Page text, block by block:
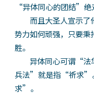
“异体同心的团结”绝
而且大圣人宣示了
势力如何顽强，只要
胜。
异体同心可谓“法
兵法”就是指“祈求”
求”。